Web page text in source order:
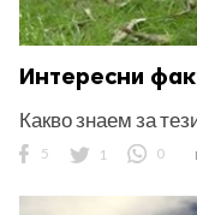
Интересни
Какво знаем за
5 1 0